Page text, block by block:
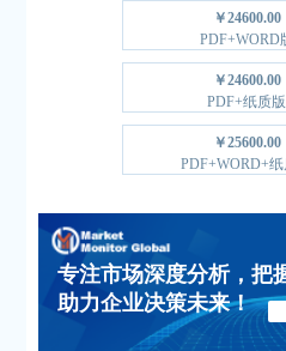
￥24600.00
PDF+WORD
￥24600.00
PDF+纸质版
￥25600.00
PDF+WORD+
专注市场深度分析，把
助力企业决策未来！